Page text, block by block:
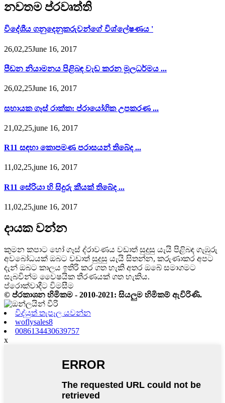
නවතම ප්රවෘත්ති
විදේශීය ගනුදෙනුකරුවන්ගේ විශ්ලේෂණය '
26,02,25June 16, 2017
පීඩන නියාමනය පිළිබඳ වැඩ කරන මූලධර්මය ...
26,02,25June 16, 2017
සහායක ගෑස් රාක්ක: ප්රායෝගික උපකරණ ...
21,02,25,june 16, 2017
R11 සඳහා කොපමණ පරාසයන් තිබේද ...
11,02,25,june 16, 2017
R11 සේරියා හි සිදුරු කීයක් තිබේද ...
11,02,25,june 16, 2017
දායක වන්න
කුමන කපාට හෝ ගෑස් ද්රාවණය වඩාත් සුදුසු යැයි පිළිබඳ ගැඹුරු
අවබෝධයක් ඔබට වඩාත් සුදුසු යැයි සිතන්න, කරුණාකර අපට
දැන් ඔබට කාලය ඉතිරි කර ගත හැකි අතර ඔබේ සමාගමට
සැබවින්ම වෛෂයික තීරණයක් ගත හැකිය.
ප්රොක්වාදීට විමසීම
© ප්රකාශන හිමිකම - 2010-2021: සියලුම හිමිකම් ඇවිරිණි.
විද්යුත් තැපෑල යවන්න
woflysales8
0086134430639757
x